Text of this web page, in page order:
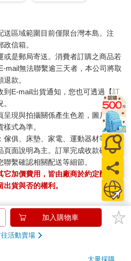
送區域範圍目前僅限台灣本島。注
信箱。
或是郵局寄送。消費者訂購之商品若
mail無法聯繫逾三天者，本公司將取
款。
到E-mail出貨通知，您也可透過【訂
呈現與拍攝關係產生色差，圖片僅供
式為準。
傢俱、床墊、家電、運動器材等）及
頁面說明為主。訂單完成收款確認
繫確認相關配送等細節。
它加價費用，皆由廠商於約定配送時
貨與否的權利。
作ATM! 如接獲電話要求您前往
示，以免受騙上當！
用期，退回商品須為全新狀態**
加入購物車
活動賣場
大量採購